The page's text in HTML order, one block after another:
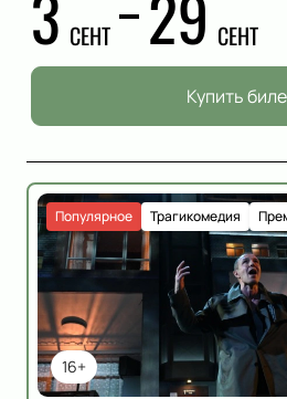
СЕНТ СЕНТ
Купить
16+
Трагикомедия
Популярное